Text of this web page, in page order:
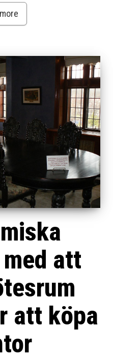
att
att köpa